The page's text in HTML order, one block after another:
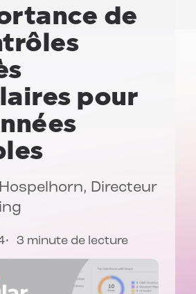
de
pour
, Directeur
3 minute de lecture